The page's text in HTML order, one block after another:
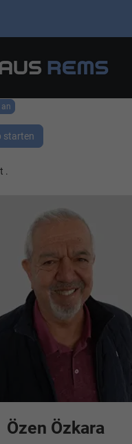
an
starten
.
Özen Özkara